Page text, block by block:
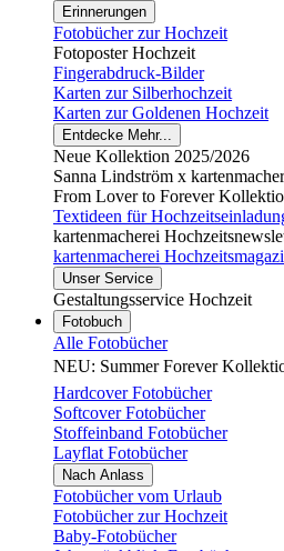
Erinnerungen
Fotobücher zur Hochzeit
Fotoposter Hochzeit
Fingerabdruck-Bilder
Karten zur Silberhochzeit
Karten zur Goldenen Hochzeit
Entdecke Mehr...
Neue Kollektion 2025/2026
Sanna Lindström x
From Lover to Forever
Textideen für
kartenmacherei
kartenmacherei
Unser Service
Gestaltungsservice Hochzeit
Fotobuch
Alle Fotobücher
NEU: Summer Forever
Hardcover Fotobücher
Softcover Fotobücher
Stoffeinband Fotobücher
Layflat Fotobücher
Nach Anlass
Fotobücher vom Urlaub
Fotobücher zur Hochzeit
Baby-Fotobücher